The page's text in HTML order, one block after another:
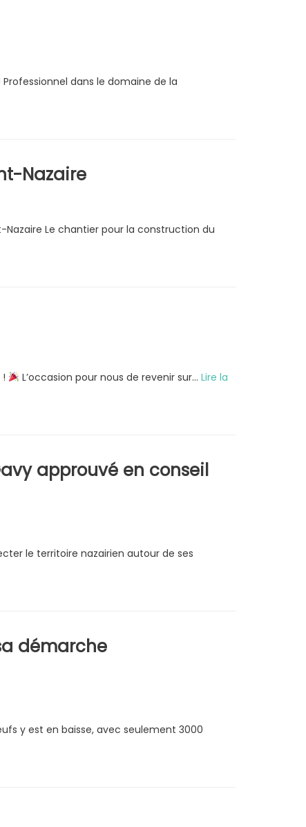
Professionnel dans le domaine de la
Nazaire
Le chantier pour la construction du
L’occasion pour nous de revenir sur… Lire la
approuvé en conseil
le territoire nazairien autour de ses
démarche
y est en baisse, avec seulement 3000